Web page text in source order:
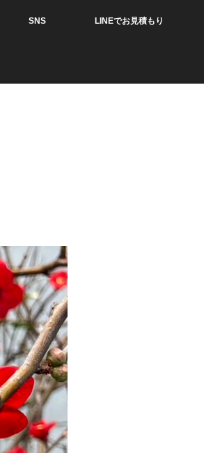
SNS LINEでお見積もり